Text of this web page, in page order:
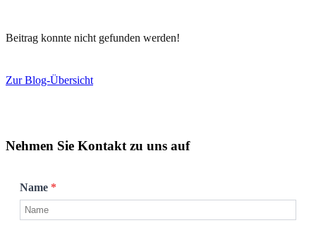
Beitrag konnte nicht gefunden werden!
Zur Blog-Übersicht
Nehmen Sie Kontakt zu uns auf
Name *